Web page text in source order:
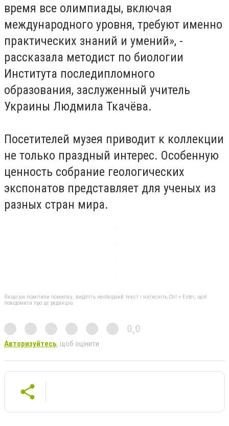
время все олимпиады, включая
международного уровня, требуют именно
практических знаний и умений», -
рассказала методист по биологии
Института последипломного
образования, заслуженный учитель
Украины Людмила Ткачёва.
Посетителей музея приводит к коллекции
не только праздный интерес. Особенную
ценность собрание геологических
экспонатов представляет для ученых из
разных стран мира.
Якщо ви помітили помилку, виділіть необхідний текст і натисніть Ctrl + Enter, щоб
повідомити про це редакцію
0,0
Авторизуйтесь, щоб оцінити